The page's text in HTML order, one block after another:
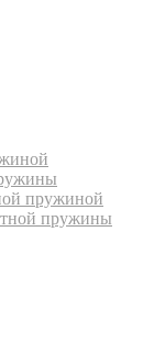
пружиной
пружины